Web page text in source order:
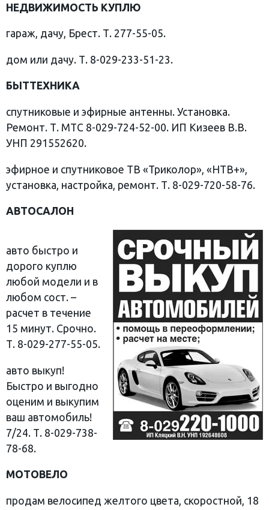
НЕДВИЖИМОСТЬ КУПЛЮ
гараж, дачу, Брест. Т. 277-55-05.
дом или дачу. Т. 8-029-233-51-23.
БЫТТЕХНИКА
спутниковые и эфирные антенны. Установка.
Ремонт. Т. МТС 8-029-724-52-00. ИП Кизеев В.В.
УНП 291552620.
эфирное и спутниковое ТВ «Триколор», «НТВ+»,
установка, настройка, ремонт. Т. 8-029-720-58-76.
АВТОСАЛОН
авто быстро и
дорого куплю
любой модели и в
любом сост. –
расчет в течение
15 минут. Срочно.
Т. 8-029-277-55-05.
авто выкуп!
Быстро и выгодно
оценим и выкупим
ваш автомобиль!
7/24. Т. 8-029-738-
78-68.
МОТОВЕЛО
продам велосипед желтого цвета, скоростной, 18